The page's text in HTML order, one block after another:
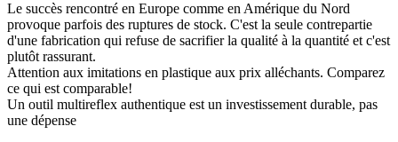
Le succès rencontré en Europe comme en Amérique du Nord
provoque parfois des ruptures de stock. C'est la seule contrepartie
d'une fabrication qui refuse de sacrifier la qualité à la quantité et c'est
plutôt rassurant.
Attention aux imitations en plastique aux prix alléchants. Comparez
ce qui est comparable!
Un outil multireflex authentique est un investissement durable, pas
une dépense